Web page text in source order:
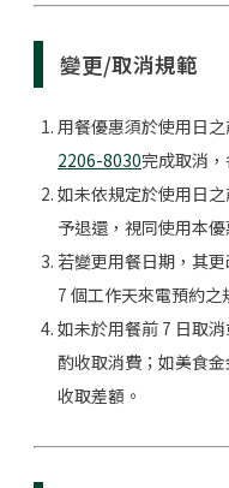
變更/取消規範
用餐優惠須於使用日
2206-8030完成取消
如未依規定於使用日
予退還，視同使用本優
若變更用餐日期，其
7 個工作天來電預約之
如未於用餐前 7 日取
酌收取消費；如美食
收取差額。